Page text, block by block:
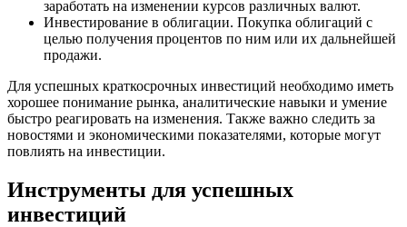
заработать на изменении курсов различных валют.
Инвестирование в облигации. Покупка облигаций с
целью получения процентов по ним или их дальнейшей
продажи.
Для успешных краткосрочных инвестиций необходимо иметь
хорошее понимание рынка, аналитические навыки и умение
быстро реагировать на изменения. Также важно следить за
новостями и экономическими показателями, которые могут
повлиять на инвестиции.
Инструменты для успешных
инвестиций